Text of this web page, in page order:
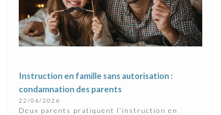
Instruction en famille sans autorisation :
condamnation des parents
22/06/2026
Deux parents pratiquent l’instruction en